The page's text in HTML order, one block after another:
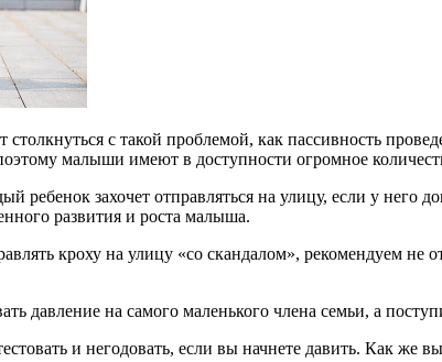
с такой проблемой, как пассивность
малыши имеют в доступности огромное
ребенок захочет отправляться на улицу, если у
развития и роста малыша.
кроху на улицу «со скандалом», рекомендуем
давление на самого маленького члена семьи, а
и негодовать, если вы начнете давить. Как же